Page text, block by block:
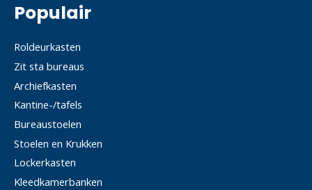
Populair
Roldeurkasten
Zit sta bureaus
Archiefkasten
Kantine-/tafels
Bureaustoelen
Stoelen en Krukken
Lockerkasten
Kleedkamerbanken